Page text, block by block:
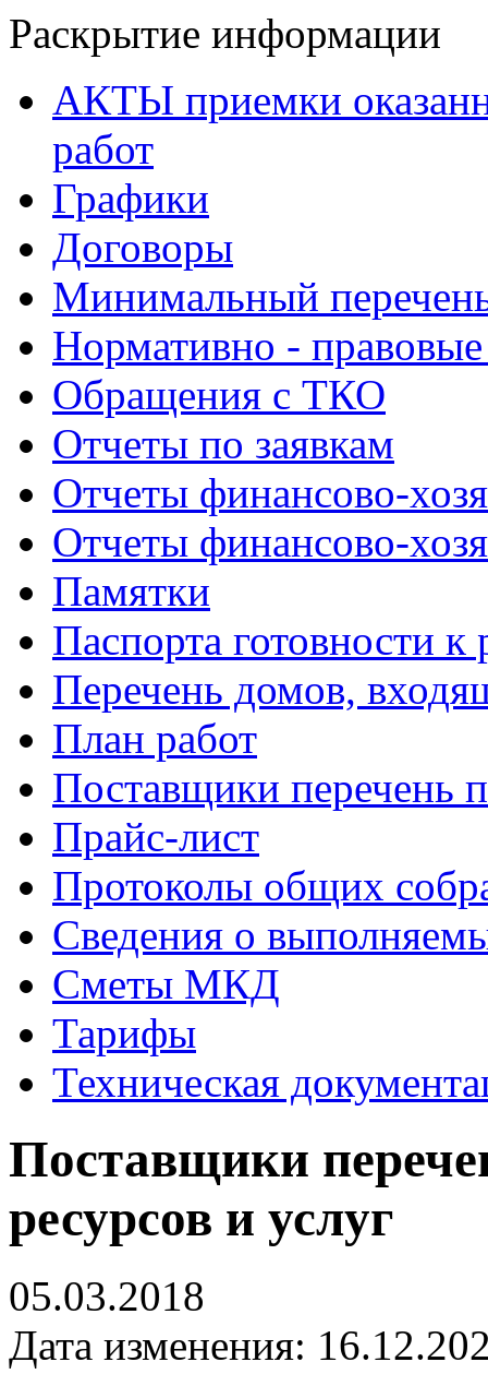
Раскрытие информации
АКТЫ приемки
работ
Графики
Договоры
Минимальный
Нормативно -
Обращения с ТКО
Отчеты по заявкам
Отчеты финансово-
Отчеты финансово-
Памятки
Паспорта готовности
Перечень домов,
План работ
Поставщики перечень
Прайс-лист
Протоколы общих
Сведения о
Сметы МКД
Тарифы
Техническая
Поставщики
ресурсов и услуг
05.03.2018
Дата изменения: